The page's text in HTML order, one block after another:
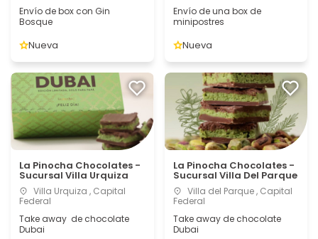
Envío de box con Gin
Bosque
Nueva
Envío de una box de
minipostres
Nueva
La Pinocha Chocolates -
Sucursal Villa Urquiza
Villa Urquiza , Capital
Federal
Take away de chocolate
Dubai
La Pinocha Chocolates -
Sucursal Villa Del Parque
Villa del Parque , Capital
Federal
Take away de chocolate
Dubai